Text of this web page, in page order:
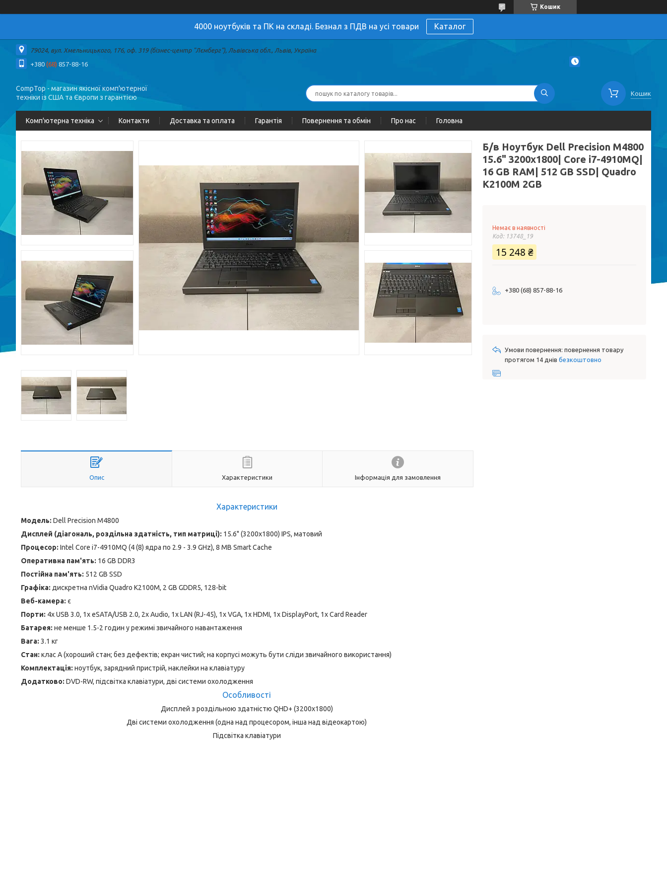
Кошик
4000 ноутбуків та ПК на складі. Безнал з ПДВ на усі товари Каталог
79024, вул. Хмельницького, 176, оф. 319 (бізнес-центр "Лємберг"), Львівська обл., Львів, Україна
+380 (68) 857-88-16
CompTop - магазин якісної комп'ютерної
техніки із США та Європи з гарантією
Кошик
Комп'ютерна техніка Контакти Доставка та оплата Гарантія Повернення та обмін Про нас Головна
Опис Характеристики Інформація для замовлення
Характеристики
Модель: Dell Precision M4800
Дисплей (діагональ, роздільна здатність, тип матриці): 15.6" (3200x1800) IPS, матовий
Процесор: Intel Core i7-4910MQ (4 (8) ядра по 2.9 - 3.9 GHz), 8 MB Smart Cache
Оперативна пам'ять: 16 GB DDR3
Постійна пам'ять: 512 GB SSD
Графіка: дискретна nVidia Quadro K2100M, 2 GB GDDR5, 128-bit
Веб-камера: є
Порти: 4x USB 3.0, 1x eSATA/USB 2.0, 2x Audio, 1x LAN (RJ-45), 1x VGA, 1x HDMI, 1x DisplayPort, 1x Card Reader
Батарея: не менше 1.5-2 годин у режимі звичайного навантаження
Вага: 3.1 кг
Стан: клас А (хороший стан; без дефектів; екран чистий; на корпусі можуть бути сліди звичайного використання)
Комплектація: ноутбук, зарядний пристрій, наклейки на клавіатуру
Додатково: DVD-RW, підсвітка клавіатури, дві системи охолодження
Особливості
Дисплей з роздільною здатністю QHD+ (3200x1800)
Дві системи охолодження (одна над процесором, інша над відеокартою)
Підсвітка клавіатури
Б/в Ноутбук Dell Precision M4800
15.6" 3200x1800| Core i7-4910MQ|
16 GB RAM| 512 GB SSD| Quadro
K2100M 2GB
Немає в наявності
Код: 13748_19
15 248 ₴
+380 (68) 857-88-16
повернення товару
протягом 14 днів безкоштовно